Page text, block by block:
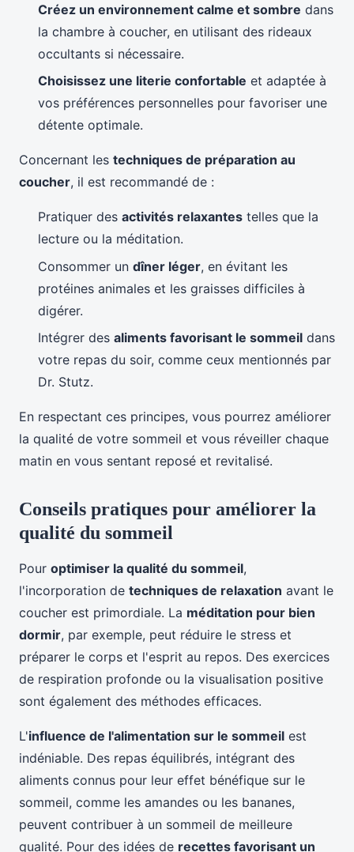
Créez un environnement calme et sombre dans
la chambre à coucher, en utilisant des rideaux
occultants si nécessaire.
Choisissez une literie confortable et adaptée à
vos préférences personnelles pour favoriser une
détente optimale.
Concernant les techniques de préparation au
coucher, il est recommandé de :
Pratiquer des activités relaxantes telles que la
lecture ou la méditation.
Consommer un dîner léger, en évitant les
protéines animales et les graisses difficiles à
digérer.
Intégrer des aliments favorisant le sommeil dans
votre repas du soir, comme ceux mentionnés par
Dr. Stutz.
En respectant ces principes, vous pourrez améliorer
la qualité de votre sommeil et vous réveiller chaque
matin en vous sentant reposé et revitalisé.
Conseils pratiques pour améliorer la
qualité du sommeil
Pour optimiser la qualité du sommeil,
l'incorporation de techniques de relaxation avant le
coucher est primordiale. La méditation pour bien
dormir, par exemple, peut réduire le stress et
préparer le corps et l'esprit au repos. Des exercices
de respiration profonde ou la visualisation positive
sont également des méthodes efficaces.
L'influence de l'alimentation sur le sommeil est
indéniable. Des repas équilibrés, intégrant des
aliments connus pour leur effet bénéfique sur le
sommeil, comme les amandes ou les bananes,
peuvent contribuer à un sommeil de meilleure
qualité. Pour des idées de recettes favorisant un